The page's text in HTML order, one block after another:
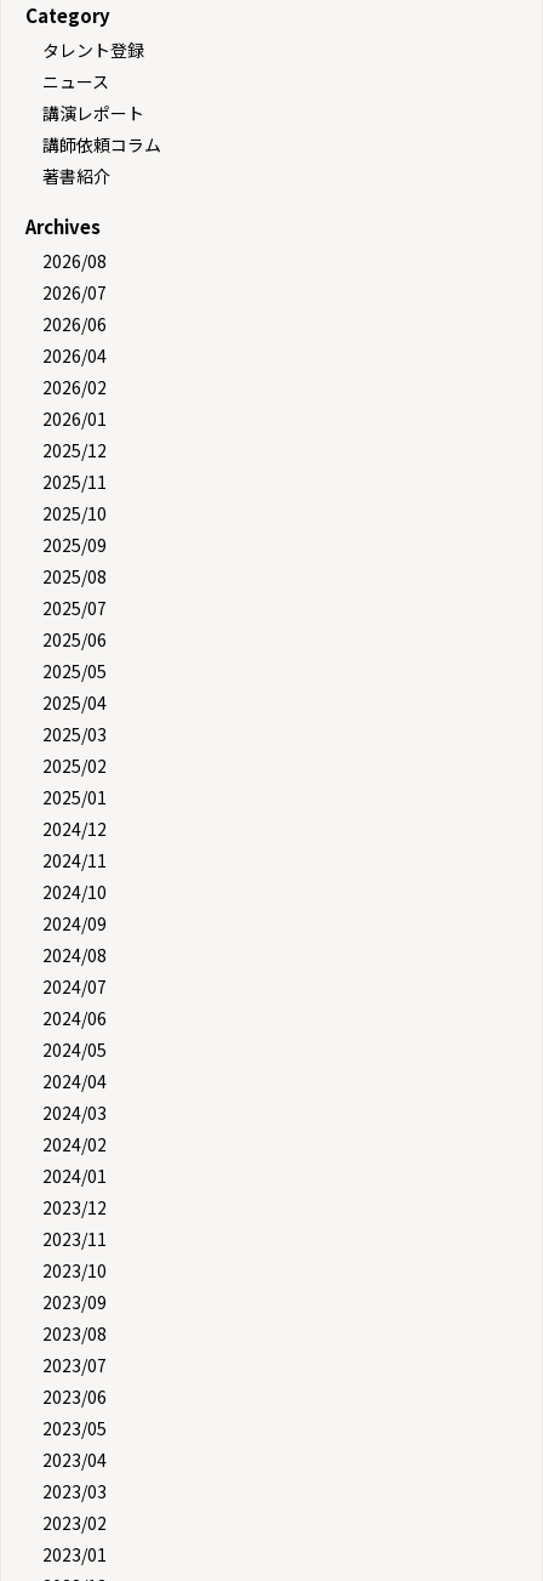
Category
タレント登録
ニュース
講演レポート
講師依頼コラム
著書紹介
Archives
2026/08
2026/07
2026/06
2026/04
2026/02
2026/01
2025/12
2025/11
2025/10
2025/09
2025/08
2025/07
2025/06
2025/05
2025/04
2025/03
2025/02
2025/01
2024/12
2024/11
2024/10
2024/09
2024/08
2024/07
2024/06
2024/05
2024/04
2024/03
2024/02
2024/01
2023/12
2023/11
2023/10
2023/09
2023/08
2023/07
2023/06
2023/05
2023/04
2023/03
2023/02
2023/01